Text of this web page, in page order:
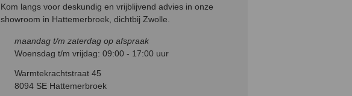
Kom langs voor deskundig en vrijblijvend advies in onze
showroom in Hattemerbroek, dichtbij Zwolle.
maandag t/m zaterdag op afspraak
Woensdag t/m vrijdag: 09:00 - 17:00 uur
Warmtekrachtstraat 45
8094 SE Hattemerbroek